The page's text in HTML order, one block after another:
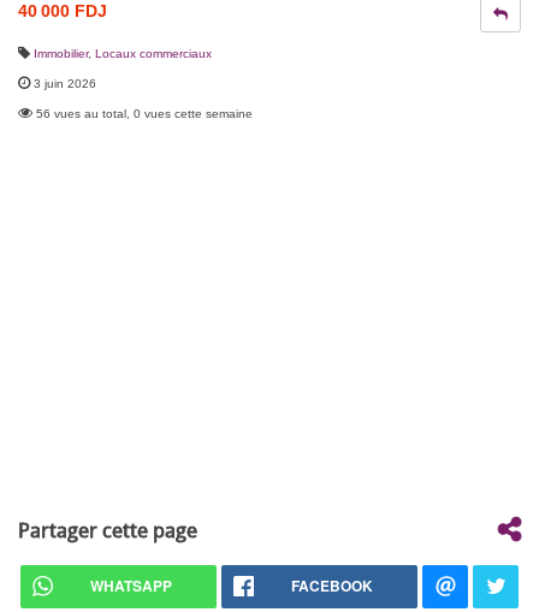
40 000 FDJ
Immobilier, Locaux commerciaux
3 juin 2026
56 vues au total, 0 vues cette semaine
Partager cette page
WHATSAPP FACEBOOK